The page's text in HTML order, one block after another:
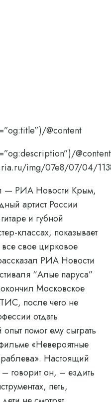
@content
@content
img/07e8/07/04/
РИА Новости Крым,
артист России
и губной
классах, показывает
свое цирковое
РИА Новости
“Алые паруса”
Московское
после чего не
отдать
помог ему сыграть
«Невероятные
Настоящий
говорит он, – ездить
петь,